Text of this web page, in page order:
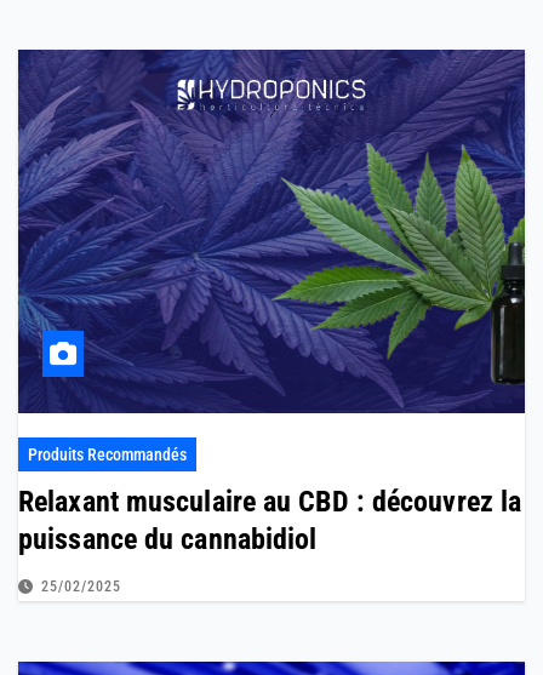
Produits Recommandés
Relaxant musculaire au CBD : découvrez la
puissance du cannabidiol
25/02/2025